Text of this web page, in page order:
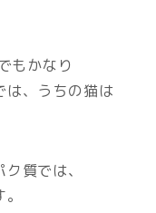
もかなり
は、うちの猫は
質では、